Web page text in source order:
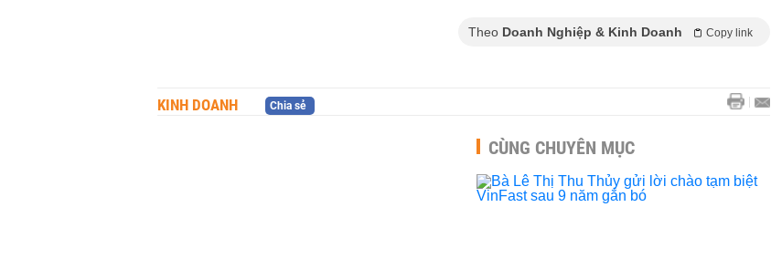
Theo Doanh Nghiệp & Kinh Doanh Copy link
KINH DOANH Chia sẻ
CÙNG CHUYÊN MỤC